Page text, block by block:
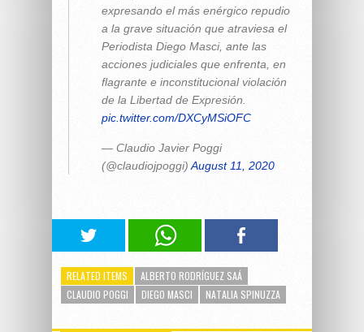
expresando el más enérgico repudio
a la grave situación que atraviesa el
Periodista Diego Masci, ante las
acciones judiciales que enfrenta, en
flagrante e inconstitucional violación
de la Libertad de Expresión.
pic.twitter.com/DXCyMSiOFC
— Claudio Javier Poggi
(@claudiojpoggi) August 11, 2020
RELATED ITEMS
ALBERTO RODRÍGUEZ SAÁ
CLAUDIO POGGI
DIEGO MASCI NATALIA SPINUZZA